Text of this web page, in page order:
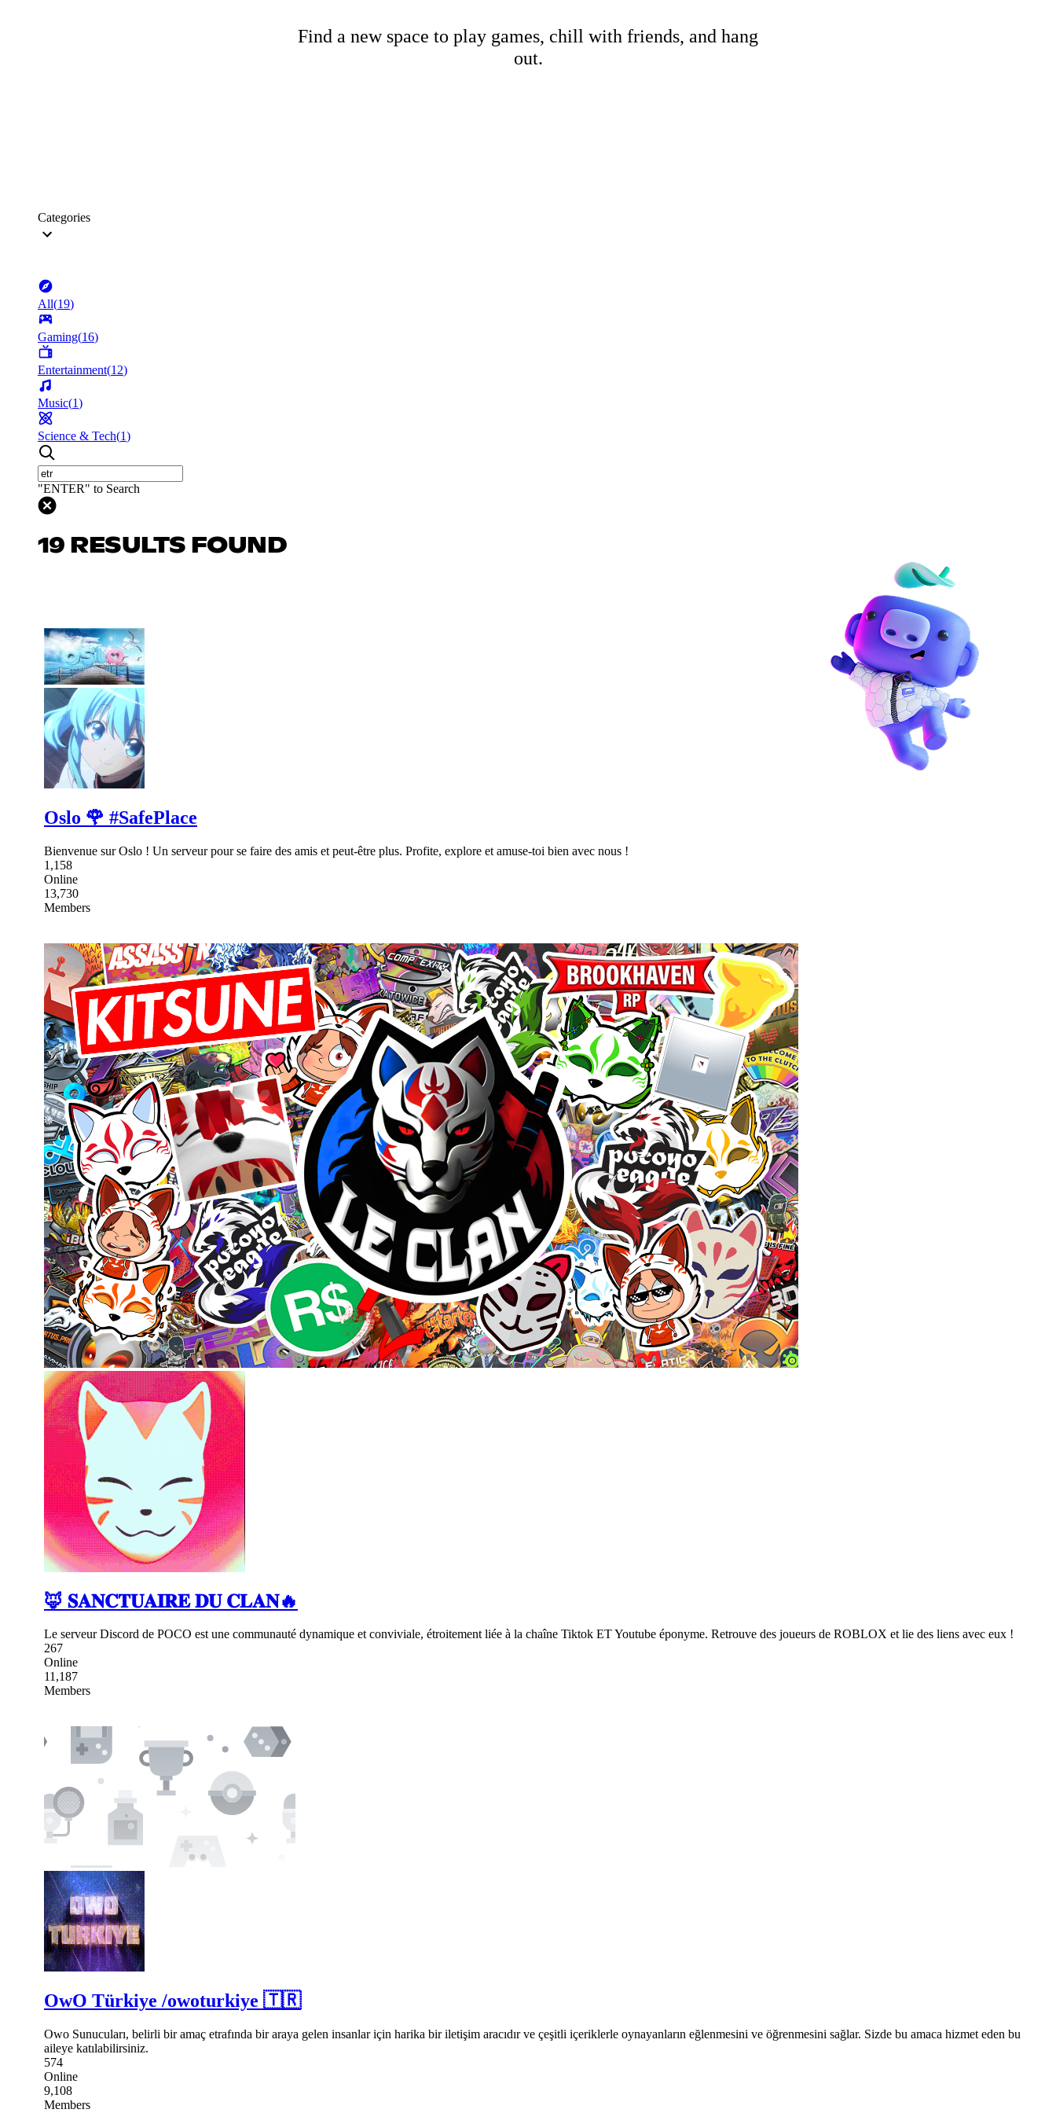
Find a new space to play games, chill with friends, and hang
out.
Categories
All(19)
Gaming(16)
Entertainment(12)
Music(1)
Science & Tech(1)
"ENTER" to Search
19 RESULTS FOUND
Oslo 🌹 #SafePlace
Bienvenue sur Oslo ! Un serveur pour se faire des amis et peut-être plus. Profite, explore et amuse-toi bien avec nous !
1,158
Online
13,730
Members
🦊 𝐒𝐀𝐍𝐂𝐓𝐔𝐀𝐈𝐑𝐄 𝐃𝐔 𝐂𝐋𝐀𝐍🔥
Le serveur Discord de POCO est une communauté dynamique et conviviale, étroitement liée à la chaîne Tiktok ET Youtube éponyme. Retrouve des joueurs de ROBLOX et lie des liens avec eux !
267
Online
11,187
Members
OwO Türkiye /owoturkiye 🇹🇷
Owo Sunucuları, belirli bir amaç etrafında bir araya gelen insanlar için harika bir iletişim aracıdır ve çeşitli içeriklerle oynayanların eğlenmesini ve öğrenmesini sağlar. Sizde bu amaca hizmet eden bu
aileye katılabilirsiniz.
574
Online
9,108
Members